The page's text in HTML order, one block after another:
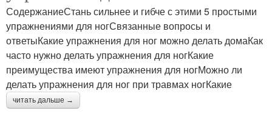
СодержаниеСтань сильнее и гибче с этими 5 простыми
упражнениями для ногСвязанные вопросы и
ответыКакие упражнения для ног можно делать домаКак
часто нужно делать упражнения для ногКакие
преимущества имеют упражнения для ногМожно ли
делать упражнения для ног при травмах ногКакие
читать дальше →